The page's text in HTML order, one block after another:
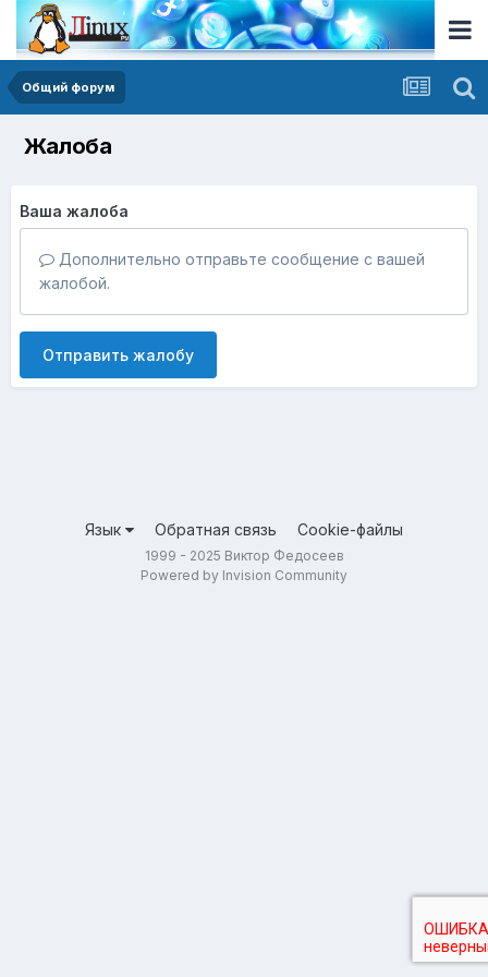
Общий форум
Жалоба
Ваша жалоба
Дополнительно отправьте сообщение с вашей
жалобой.
Отправить жалобу
Язык Обратная связь Cookie-файлы
1999 - 2025 Виктор Федосеев
Powered by Invision Community